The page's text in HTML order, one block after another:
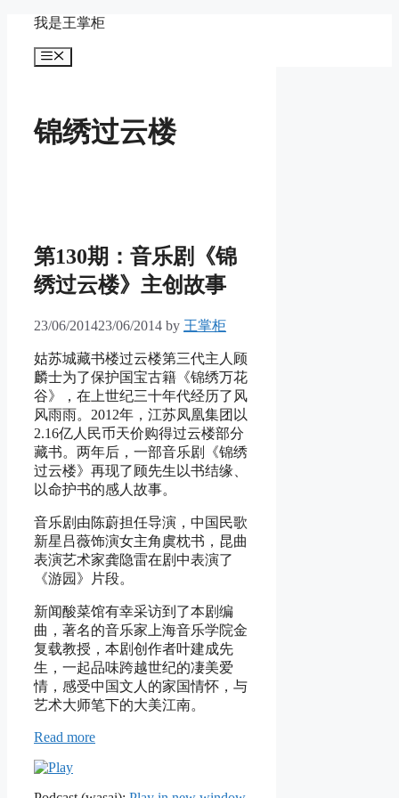
content
我是王掌柜
Menu
锦绣过云楼
第130期：音乐剧《锦
绣过云楼》主创故事
23/06/201423/06/2014 by 王掌柜
姑苏城藏书楼过云楼第三代主人顾
麟士为了保护国宝古籍《锦绣万花
谷》，在上世纪三十年代经历了风
风雨雨。2012年，江苏凤凰集团以
2.16亿人民币天价购得过云楼部分
藏书。两年后，一部音乐剧《锦绣
过云楼》再现了顾先生以书结缘、
以命护书的感人故事。
音乐剧由陈蔚担任导演，中国民歌
新星吕薇饰演女主角虞枕书，昆曲
表演艺术家龚隐雷在剧中表演了
《游园》片段。
新闻酸菜馆有幸采访到了本剧编
曲，著名的音乐家上海音乐学院金
复载教授，本剧创作者叶建成先
生，一起品味跨越世纪的凄美爱
情，感受中国文人的家国情怀，与
艺术大师笔下的大美江南。
Read more